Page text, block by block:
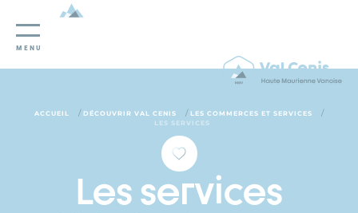
Panneau de gestion des cookies
MENU
ACCUEIL / DÉCOUVRIR VAL CENIS / LES COMMERCES ET SERVICES /
LES SERVICES
Les services